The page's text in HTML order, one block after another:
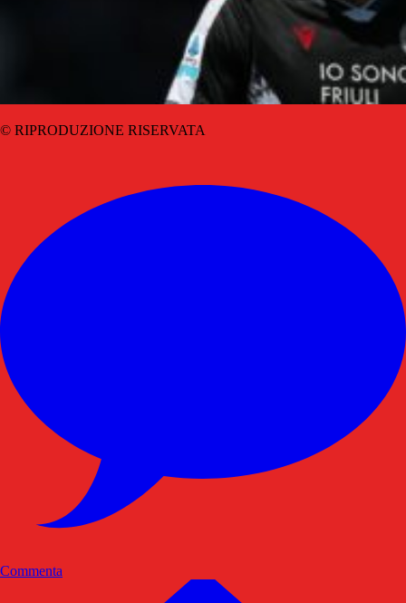
© RIPRODUZIONE RISERVATA
Commenta